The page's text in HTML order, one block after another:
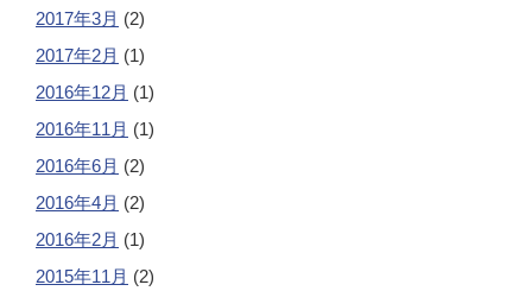
2017年3月 (2)
2017年2月 (1)
2016年12月 (1)
2016年11月 (1)
2016年6月 (2)
2016年4月 (2)
2016年2月 (1)
2015年11月 (2)